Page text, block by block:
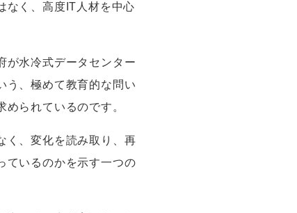
なく、高度 IT人材を中心
が水冷式データセンター
う、極めて教育的な問い
られているのです。
く、変化を読み取り、再
ているのかを示す一つの